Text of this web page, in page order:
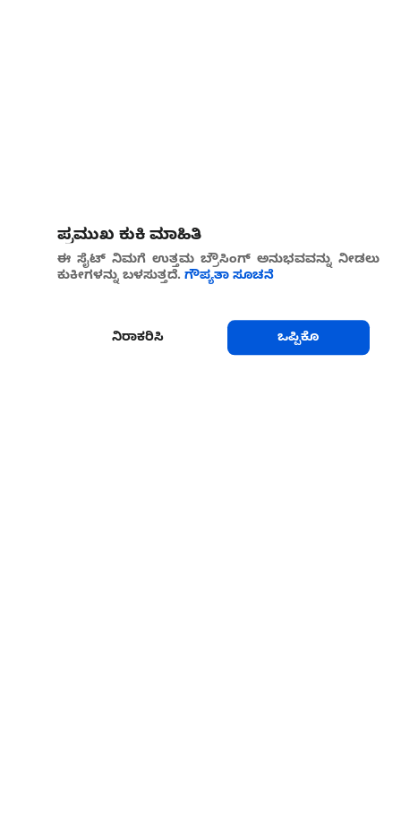
ಪ್ರಮುಖ ಕುಕಿ ಮಾಹಿತಿ
ಈ ಸೈಟ್ ನಿಮಗೆ ಉತ್ತಮ ಬ್ರೌಸಿಂಗ್ ಅನುಭವವನ್ನು ನೀಡಲು
ಕುಕೀಗಳನ್ನು ಬಳಸುತ್ತದೆ. ಗೌಪ್ಯತಾ ಸೂಚನೆ
ನಿರಾಕರಿಸಿ ಒಪ್ಪಿಕೊ